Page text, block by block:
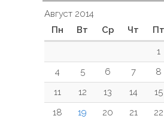
Август 2014
Пн
Вт Ср Чт Пт
1
4
5 6 7 8
11
12 13 14 15
18
19 20 21 22